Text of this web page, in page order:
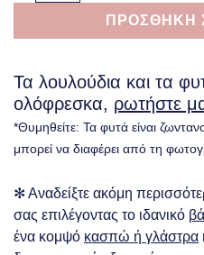
ΠΡΟΣΘΗΚΗ
Τα λουλούδια και τα
ολόφρεσκα, ρωτήστε
*Θυμηθείτε: Τα φυτά είναι
μπορεί να διαφέρει από τη
✻ Αναδείξτε ακόμη
σας επιλέγοντας το ιδανικό
ένα κομψό κασπώ ή γλάστρα